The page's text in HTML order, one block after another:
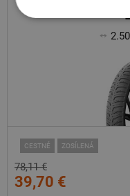
2.50
CESTNÉ ZOSÍLENÁ
78,11 €
39,70 €